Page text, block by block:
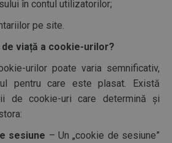
în contul utilizatorilor;
pe site.
viață a cookie-urilor?
urilor poate varia semnificativ,
pentru care este plasat. Există
de cookie-uri care determină și
sesiune – Un „cookie de sesiune”